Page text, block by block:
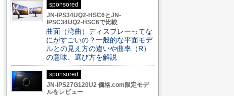
sponsored
JN-IPS34UQ2-HSC6とJN-
IPSC34UQ2-HSC6で比較
曲面（湾曲）ディスプレーってな
にがすごいの？一般的な平面モデ
ルとの見え方の違いや曲率（R）
の意味、選び方を解説
sponsored
JN-IPS27G120U2 価格.com限定モデ
ルをレビュー